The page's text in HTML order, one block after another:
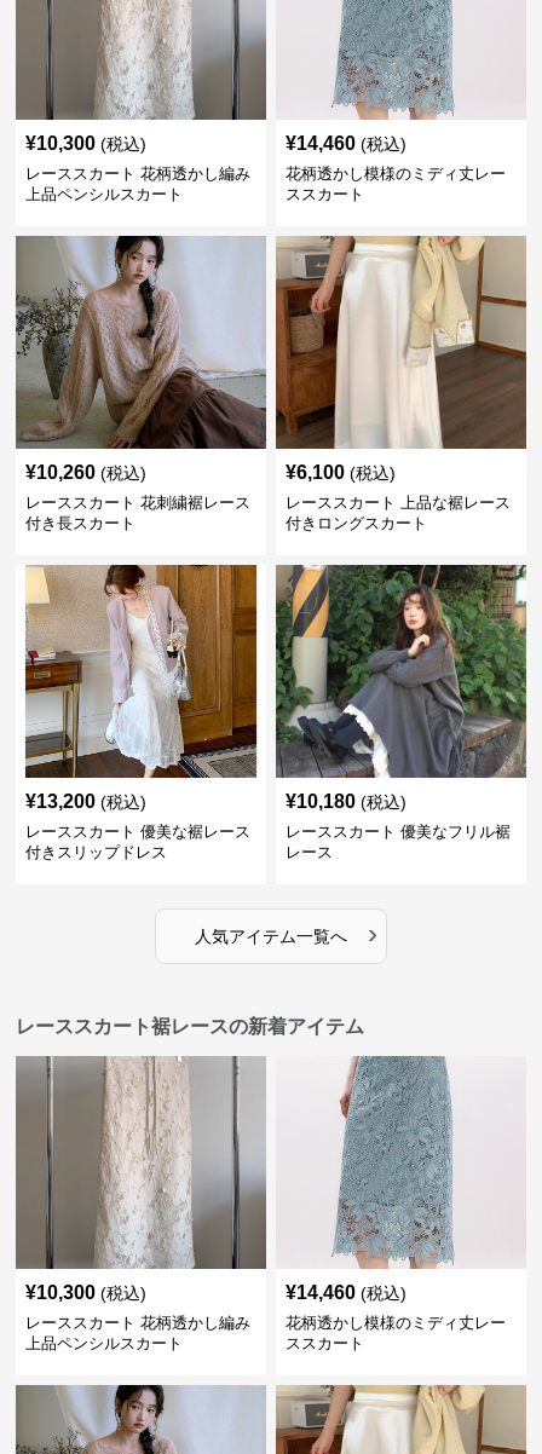
¥10,300 (税込)
レーススカート 花柄透かし編み
上品ペンシルスカート
¥14,460 (税込)
花柄透かし模様のミディ丈レー
ススカート
¥10,260 (税込)
レーススカート 花刺繍裾レース
付き長スカート
¥6,100 (税込)
レーススカート 上品な裾レース
付きロングスカート
¥13,200 (税込)
レーススカート 優美な裾レース
付きスリップドレス
¥10,180 (税込)
レーススカート 優美なフリル裾
レース
人気アイテム一覧へ ›
レーススカート裾レースの新着アイテム
¥10,300 (税込)
レーススカート 花柄透かし編み
上品ペンシルスカート
¥14,460 (税込)
花柄透かし模様のミディ丈レー
ススカート